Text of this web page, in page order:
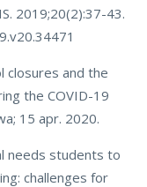
2019;20(2):37-43.
closures and the
the COVID-19
15 apr. 2020.
needs students to
challenges for